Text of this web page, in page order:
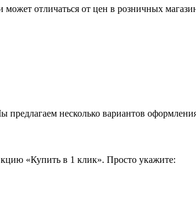
может отличаться от цен в розничных
предлагаем несколько вариантов
«Купить в 1 клик». Просто укажите: